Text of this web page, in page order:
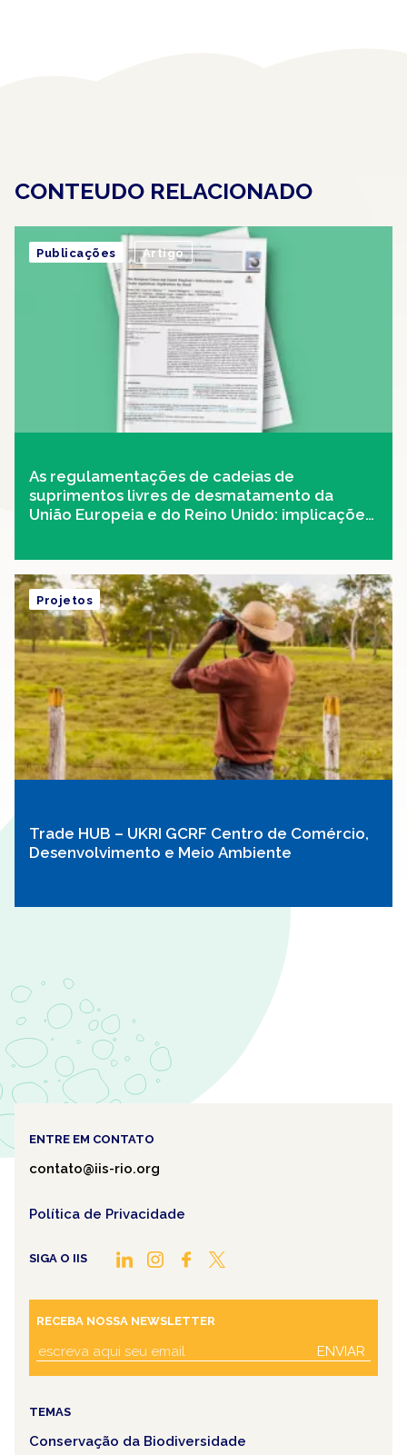
CONTEUDO RELACIONADO
As regulamentações de cadeias de
suprimentos livres de desmatamento da
União Europeia e do Reino Unido: implicações
Publicações Artigo
Trade HUB – UKRI GCRF Centro de Comércio,
Desenvolvimento e Meio Ambiente
Projetos
ENTRE EM CONTATO
contato@iis-rio.org
Política de Privacidade
SIGA O IIS
RECEBA NOSSA NEWSLETTER
ENVIAR
TEMAS
Conservação da Biodiversidade